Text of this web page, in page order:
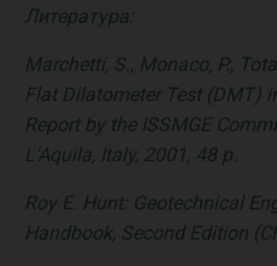
Литература:
Marchetti, S., Monaco, P.,
Flat Dilatometer Test (DMT)
Report by the ISSMGE
L'Aquila, Italy, 2001, 48 p.
Roy E. Hunt: Geotechnical
Handbook, Second Edition